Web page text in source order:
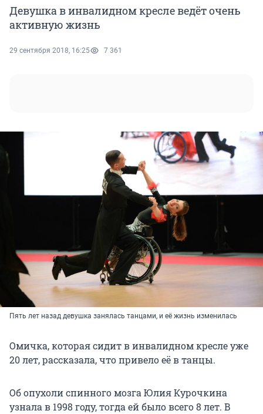
Девушка в инвалидном кресле ведёт очень
активную жизнь
29 сентября 2018, 16:25 7 361
Пять лет назад девушка занялась танцами, и её жизнь изменилась
Омичка, которая сидит в инвалидном кресле уже
20 лет, рассказала, что привело её в танцы.
Об опухоли спинного мозга Юлия Курочкина
узнала в 1998 году, тогда ей было всего 8 лет. В